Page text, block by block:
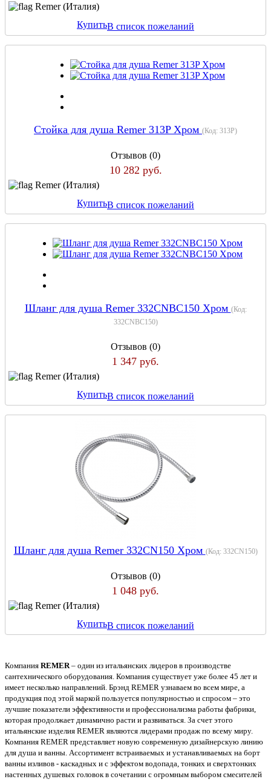
Remer (Италия)
КупитьВ список пожеланий
Стойка для душа Remer 313P Хром (Код: 313P)
Отзывов (0)
10 282 руб.
Remer (Италия)
КупитьВ список пожеланий
Шланг для душа Remer 332CNBC150 Хром (Код:
332CNBC150)
Отзывов (0)
1 347 руб.
Remer (Италия)
КупитьВ список пожеланий
Шланг для душа Remer 332CN150 Хром (Код: 332CN150)
Отзывов (0)
1 048 руб.
Remer (Италия)
КупитьВ список пожеланий
Компания REMER – один из итальянских лидеров в производстве
сантехнического оборудования. Компания существует уже более 45 лет и
имеет несколько направлений. Брэнд REMER узнаваем во всем мире, а
продукция под этой маркой пользуется популярностью и спросом – это
лучшие показатели эффективности и профессионализма работы фабрики,
которая продолжает динамично расти и развиваться. За счет этого
итальянские изделия REMER являются лидерами продаж по всему миру.
Компания REMER представляет новую современную дизайнерскую линию
для душа и ванны. Ассортимент встраиваемых и устанавливаемых на борт
ванны изливов - каскадных и с эффектом водопада, тонких и сверхтонких
настенных душевых головок в сочетании с огромным выбором смесителей